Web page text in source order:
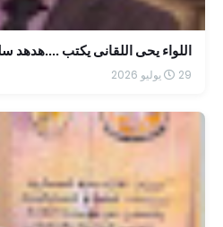
اللواء يحى اللقانى يكتب ....هدهد
29 يوليو 2026